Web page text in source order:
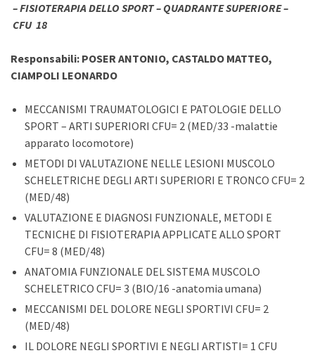
–FISIOTERAPIA DELLO SPORT – QUADRANTE SUPERIORE –
CFU 18
Responsabili: POSER ANTONIO, CASTALDO MATTEO,
CIAMPOLI LEONARDO
MECCANISMI TRAUMATOLOGICI E PATOLOGIE DELLO
SPORT – ARTI SUPERIORI CFU= 2 (MED/33 -malattie
apparato locomotore)
METODI DI VALUTAZIONE NELLE LESIONI MUSCOLO
SCHELETRICHE DEGLI ARTI SUPERIORI E TRONCO CFU= 2
(MED/48)
VALUTAZIONE E DIAGNOSI FUNZIONALE, METODI E
TECNICHE DI FISIOTERAPIA APPLICATE ALLO SPORT
CFU= 8 (MED/48)
ANATOMIA FUNZIONALE DEL SISTEMA MUSCOLO
SCHELETRICO CFU= 3 (BIO/16 -anatomia umana)
MECCANISMI DEL DOLORE NEGLI SPORTIVI CFU= 2
(MED/48)
IL DOLORE NEGLI SPORTIVI E NEGLI ARTISTI= 1 CFU